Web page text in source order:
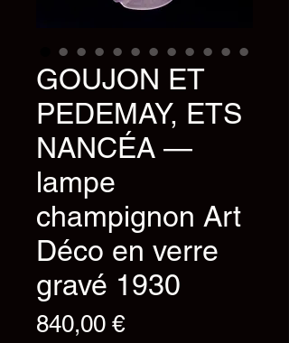
GOUJON ET
PEDEMAY, ETS
NANCÉA —
lampe
champignon Art
Déco en verre
gravé 1930
840,00 €Prix